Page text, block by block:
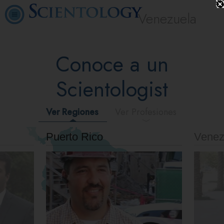
Venezuela
Conoce a un
Scientologist
Ver Regiones
Puerto Rico